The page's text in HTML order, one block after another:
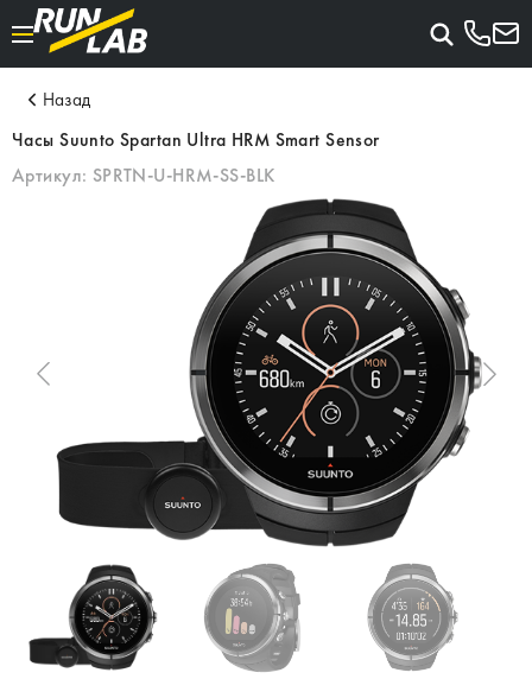
Назад
Часы Suunto Spartan Ultra HRM Smart Sensor
Артикул: SPRTN-U-HRM-SS-BLK